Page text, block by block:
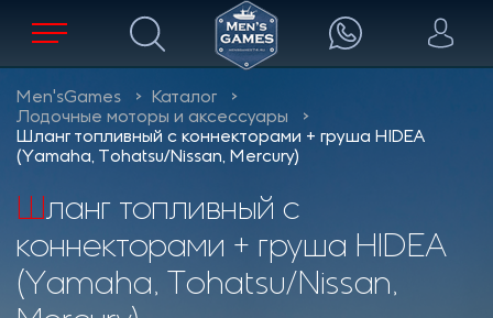
Men'sGames
Каталог
Лодочные моторы и аксессуары
Шланг топливный с коннекторами + груша HIDEA
(Yamaha, Tohatsu/Nissan, Mercury)
Шланг топливный с
коннекторами + груша HIDEA
(Yamaha, Tohatsu/Nissan,